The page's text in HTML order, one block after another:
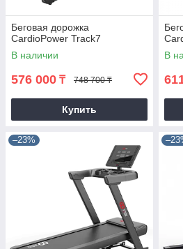
Беговая дорожка
CardioPower Track7
В наличии
576 000 ₸ 748 700 ₸
Купить
В
–23%